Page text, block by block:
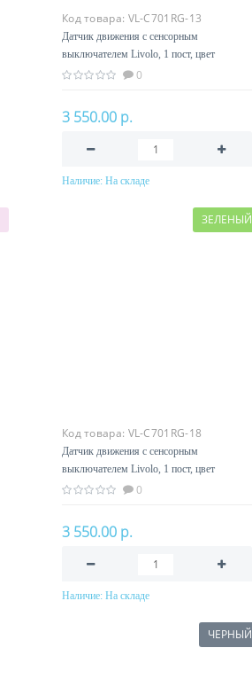
Код товара: VL-C701RG-13
Датчик движения с сенсорным
выключателем Livolo, 1 пост, цвет
золотой
0
3 550.00 р.
Наличие: На складе
ЗЕЛЕНЫЙ
Код товара: VL-C701RG-18
Датчик движения с сенсорным
выключателем Livolo, 1 пост, цвет
зеленый
0
3 550.00 р.
Наличие: На складе
ЧЕРНЫЙ